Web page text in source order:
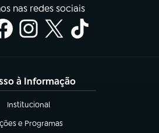
nas redes sociais
à Informação
Institucional
(abre em nova aba)
e Programas
em nova aba)